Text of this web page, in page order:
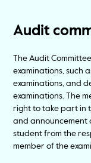
Audit
The Audit
examinations, such
examinations, and
examinations. The
right to take part in
and announcement
student from the
member of the